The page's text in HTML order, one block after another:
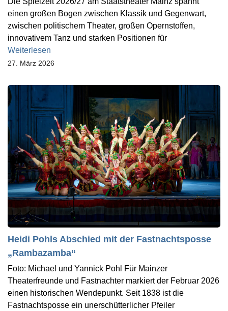
einen großen Bogen zwischen Klassik und Gegenwart,
zwischen politischem Theater, großen Opernstoffen,
innovativem Tanz und starken Positionen für
Weiterlesen
27. März 2026
Heidi Pohls Abschied mit der Fastnachtsposse
„Rambazamba“
Foto: Michael und Yannick Pohl Für Mainzer
Theaterfreunde und Fastnachter markiert der Februar 2026
einen historischen Wendepunkt. Seit 1838 ist die
Fastnachtsposse ein unerschütterlicher Pfeiler